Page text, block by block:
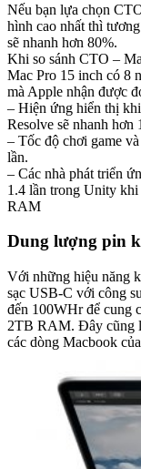
Nếu bạn lựa chọn
hình cao nhất thì
sẽ nhanh hơn 80%.
Khi so sánh CTO –
Mac Pro 15 inch có 8
mà Apple nhận được
– Hiện ứng hiển thị
Resolve sẽ nhanh hơn
– Tốc độ chơi game
lần.
– Các nhà phát triển
1.4 lần trong Unity
RAM
Dung lượng pin
Với những hiệu năng
sạc USB-C với công
đến 100WHr để cung
2TB RAM. Đây cũng
các dòng Macbook